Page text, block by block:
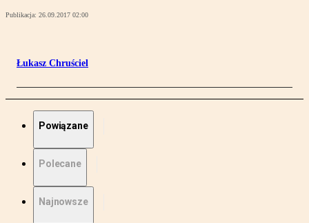
Publikacja: 26.09.2017 02:00
Łukasz Chruściel
Powiązane
Polecane
Najnowsze